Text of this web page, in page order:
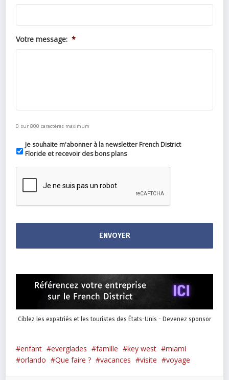
Votre message: *
0 sur 800 caractères maximum
Je souhaite m'abonner à la newsletter French District
Floride et recevoir des bons plans
Ciblez les expatriés et les touristes des États-Unis - Devenez sponsor
enfant everglades famille key west
miami
orlando
Que faire ? vacances visite voyage